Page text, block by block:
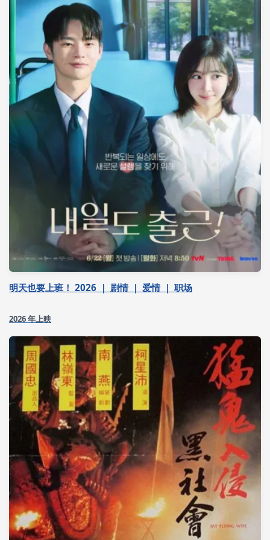
明天也要上班！ 2026 ｜ 剧情 ｜ 爱情 ｜ 职场
2026 年上映